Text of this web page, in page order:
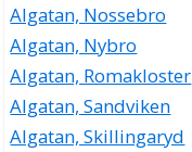
Algatan, Nossebro
Algatan, Nybro
Algatan, Romakloster
Algatan, Sandviken
Algatan, Skillingaryd